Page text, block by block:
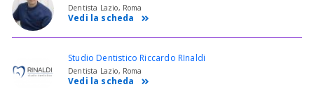
Dentista Lazio, Roma
Vedi la scheda
Studio Dentistico Riccardo RInaldi
Dentista Lazio, Roma
Vedi la scheda